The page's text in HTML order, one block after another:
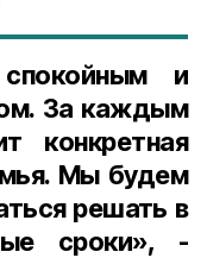
спокойным и
За каждым
конкретная
Мы будем
решать в
сроки», -